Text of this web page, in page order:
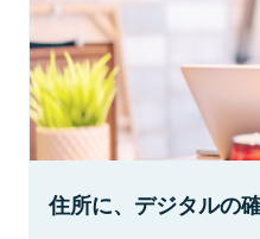
住所に、デジタルの